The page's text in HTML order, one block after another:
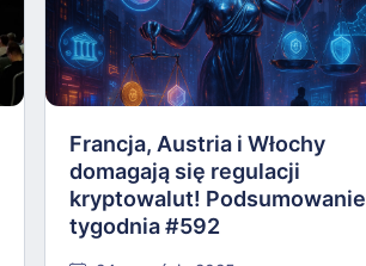
Francja, Austria i Włochy
domagają się regulacji
kryptowalut! Podsumowanie
tygodnia #592